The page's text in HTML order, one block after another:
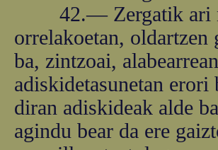
42.— Zergatik ari
orrelakoetan, oldartzen
ba, zintzoai,
adiskidetasunetan
diran adiskideak alde
agindu bear da ere